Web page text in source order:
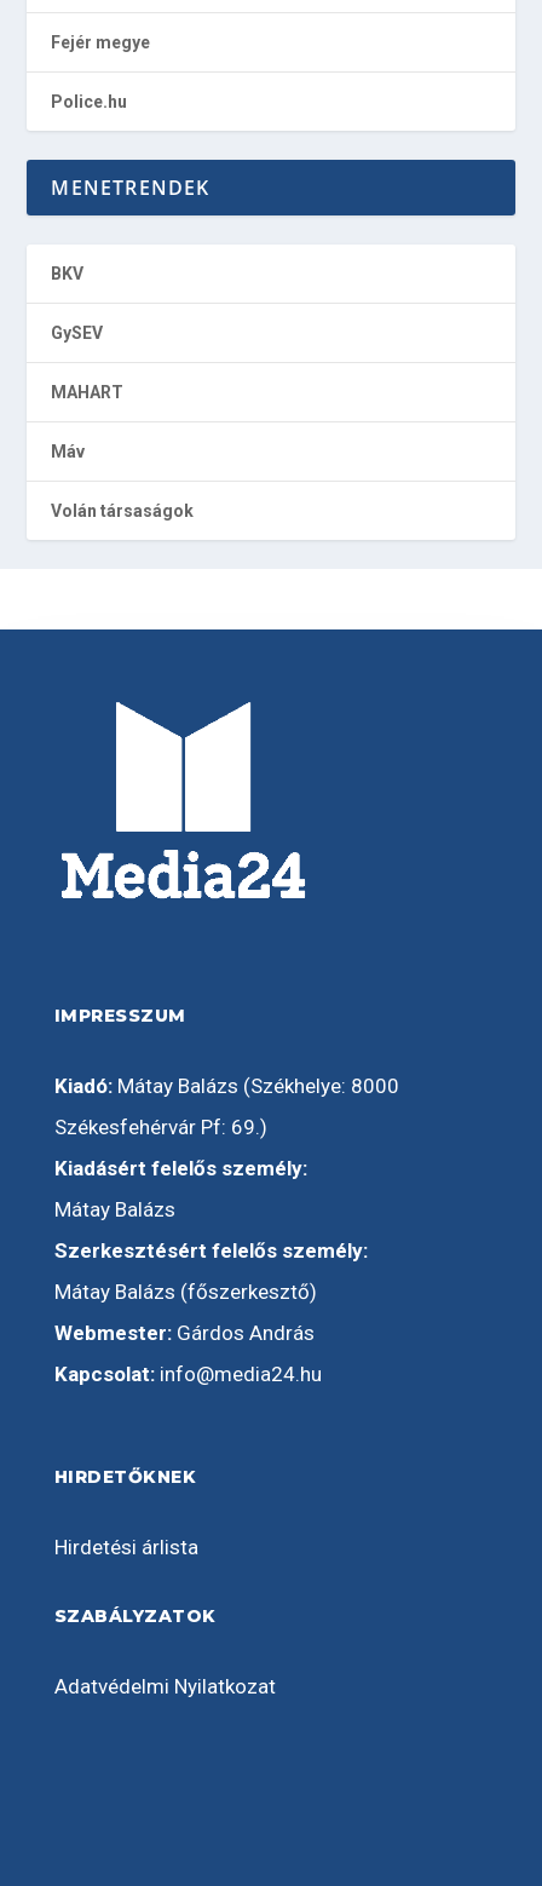
Fejér megye
Police.hu
MENETRENDEK
BKV
GySEV
MAHART
Máv
Volán társaságok
IMPRESSZUM
Kiadó:Mátay Balázs (Székhelye: 8000
Székesfehérvár Pf: 69.)
Kiadásért felelős személy:
Mátay Balázs
Szerkesztésért felelős személy:
Mátay Balázs (főszerkesztő)
Webmester:Gárdos András
Kapcsolat: info@media24.hu
HIRDETŐKNEK
Hirdetési árlista
SZABÁLYZATOK
Adatvédelmi Nyilatkozat